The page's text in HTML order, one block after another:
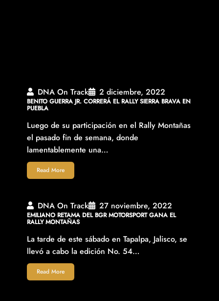
DNA On Track 2 diciembre, 2022
BENITO GUERRA JR. CORRERÁ EL RALLY SIERRA BRAVA EN
PUEBLA
Luego de su participación en el Rally Montañas
el pasado fin de semana, donde
lamentablemente una…
Read More
DNA On Track 27 noviembre, 2022
EMILIANO RETAMA DEL BGR MOTORSPORT GANA EL
RALLY MONTAÑAS
La tarde de este sábado en Tapalpa, Jalisco, se
llevó a cabo la edición No. 54…
Read More